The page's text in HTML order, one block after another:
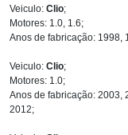
Veiculo: Clio;
Motores: 1.0, 1.6;
Anos de fabricação: 1998,
Veiculo: Clio;
Motores: 1.0;
Anos de fabricação: 2003,
2012;